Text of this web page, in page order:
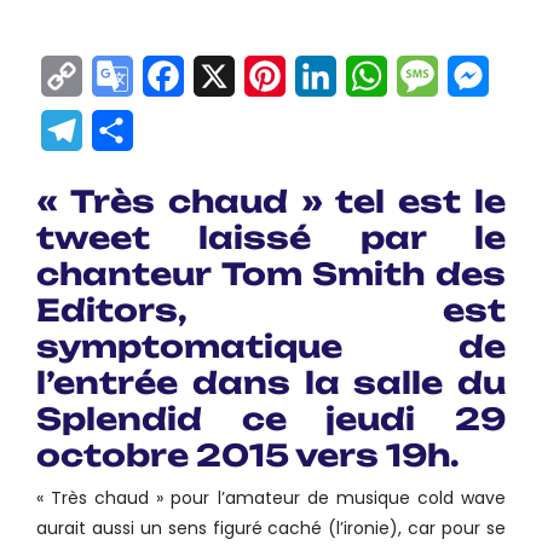
Copy
Link
GoogleFacebook
X Pinterest
LinkedInWhatsApp
Telegram
« Très chaud » tel est le
tweet laissé par le
chanteur Tom Smith des
Editors, est
symptomatique de
l’entrée dans la salle du
Splendid ce jeudi 29
octobre 2015 vers 19h.
« Très chaud » pour l’amateur de musique cold wave
aurait aussi un sens figuré caché (l’ironie), car pour se